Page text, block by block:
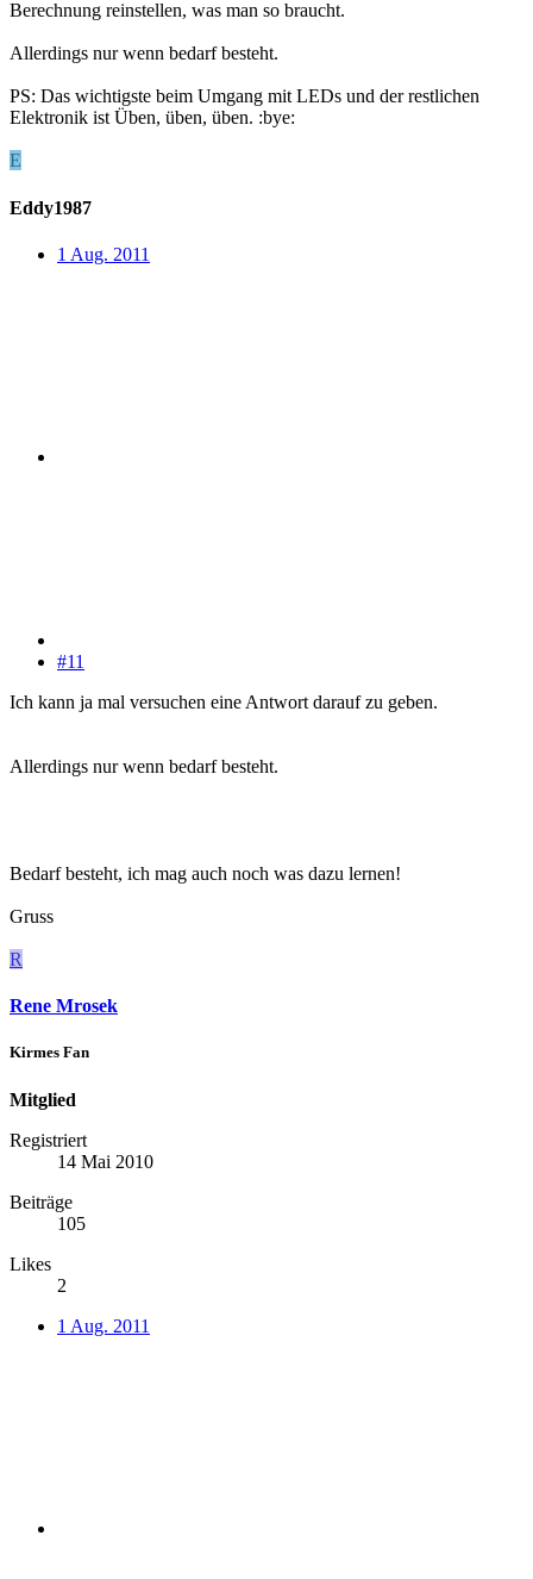
Berechnung reinstellen, was man so braucht.
Allerdings nur wenn bedarf besteht.
PS: Das wichtigste beim Umgang mit LEDs und der restlichen
Elektronik ist Üben, üben, üben. :bye:
E
Eddy1987
1 Aug. 2011
#11
Ich kann ja mal versuchen eine Antwort darauf zu geben.
Allerdings nur wenn bedarf besteht.
Bedarf besteht, ich mag auch noch was dazu lernen!
Gruss
R
Rene Mrosek
Kirmes Fan
Mitglied
Registriert
14 Mai 2010
Beiträge
105
Likes
2
1 Aug. 2011